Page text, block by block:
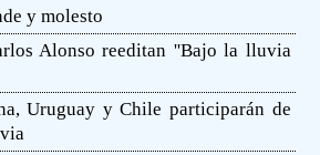
y molesto
Alonso reeditan ''Bajo la lluvia
Uruguay y Chile participarán de